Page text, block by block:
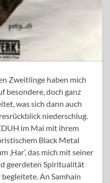
Zweitlinge haben mich
besondere, doch ganz
was sich dann auch
niederschlug.
im Mai mit ihrem
Black Metal
‚Har’, das mich mit seiner
geerdeten Spiritualität
An Samhain